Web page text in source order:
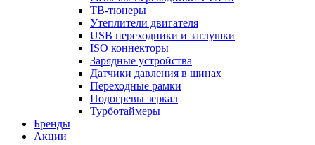
ТВ-тюнеры
Утеплители двигателя
USB переходники и заглушки
ISO коннекторы
Зарядные устройства
Датчики давления в шинах
Переходные рамки
Подогревы зеркал
Турботаймеры
Бренды
Акции